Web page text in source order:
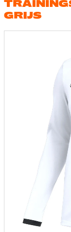
GRIJS